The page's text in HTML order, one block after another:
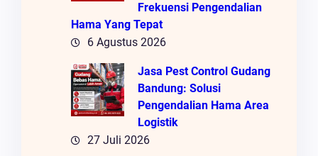
Frekuensi Pengendalian
Hama Yang Tepat
6 Agustus 2026
Jasa Pest Control Gudang
Bandung: Solusi
Pengendalian Hama Area
Logistik
27 Juli 2026